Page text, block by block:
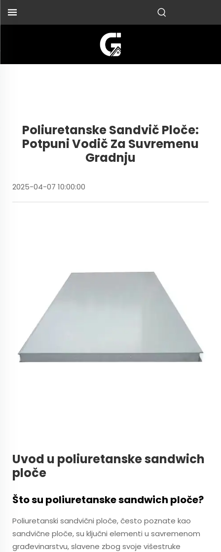
Poliuretanske Sandvič Ploče:
Potpuni Vodič Za Suvremenu
Gradnju
2025-04-07 10:00:00
Uvod u poliuretanske sandwich
ploče
Što su poliuretanske sandwich ploče?
Poliuretanski sandvični ploče, često poznate kao
sandvične ploče, su ključni elementi u savremenom
građevinarstvu, slavene zbog svoje višestruke